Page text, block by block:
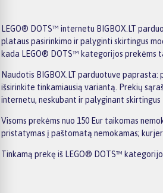
LEGO® DOTS™ internetu BIGBOX.LT
plataus pasirinkimo ir palyginti skirtingus
kada LEGO® DOTS™ kategorijos prekėms
Naudotis BIGBOX.LT parduotuve
išsirinkite tinkamiausią variantą. Prekių
internetu, neskubant ir palyginant
Visoms prekėms nuo 150 Eur taikomas
pristatymas į paštomatą nemokamas;
Tinkamą prekę iš LEGO® DOTS™